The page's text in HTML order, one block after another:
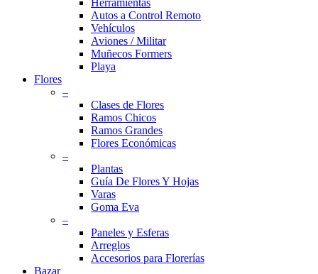
Herramientas
Autos a Control Remoto
Vehículos
Aviones / Militar
Muñecos Formers
Playa
Flores
–
Clases de Flores
Ramos Chicos
Ramos Grandes
Flores Económicas
–
Plantas
Guía De Flores Y Hojas
Varas
Goma Eva
–
Paneles y Esferas
Arreglos
Accesorios para Florerías
Bazar